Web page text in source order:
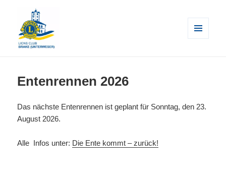
Entenrennen 2026
Das nächste Entenrennen ist geplant für Sonntag, den 23.
August 2026.
Alle Infos unter: Die Ente kommt – zurück!